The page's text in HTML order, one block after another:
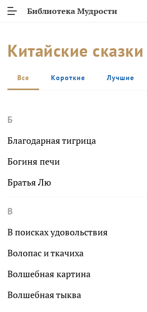
Библиотека Мудрости
Китайские сказки
Все Короткие Лучшие
Б
Благодарная тигрица
Богиня печи
Братья Лю
В
В поисках удовольствия
Волопас и ткачиха
Волшебная картина
Волшебная тыква